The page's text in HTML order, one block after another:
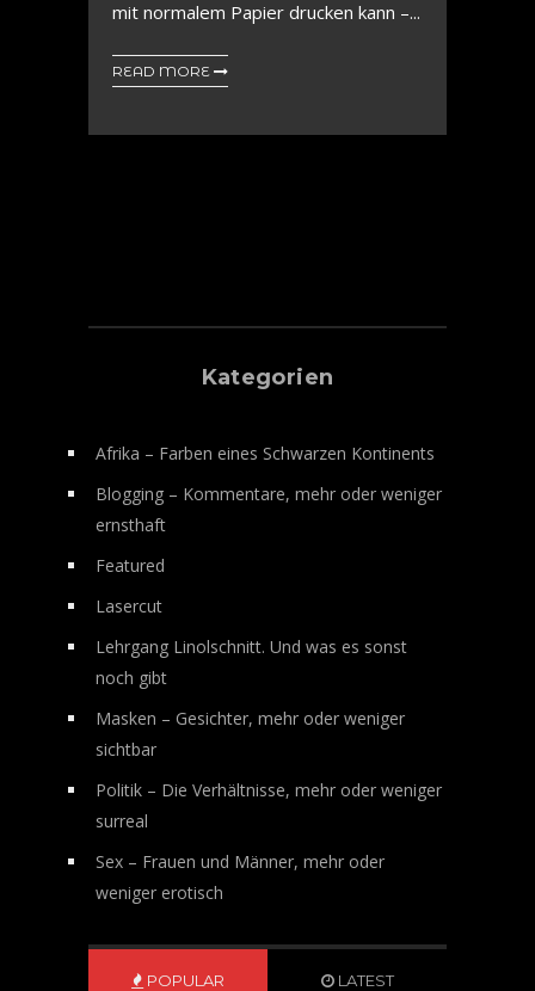
mit normalem Papier drucken kann –...
READ MORE
Kategorien
Afrika – Farben eines Schwarzen Kontinents
Blogging – Kommentare, mehr oder weniger
ernsthaft
Featured
Lasercut
Lehrgang Linolschnitt. Und was es sonst
noch gibt
Masken – Gesichter, mehr oder weniger
sichtbar
Politik – Die Verhältnisse, mehr oder weniger
surreal
Sex – Frauen und Männer, mehr oder
weniger erotisch
POPULAR LATEST